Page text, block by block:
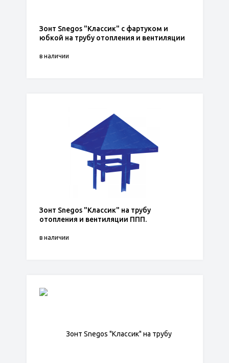
Зонт Snegos "Классик" с фартуком и
юбкой на трубу отопления и вентиляции
в наличии
Зонт Snegos "Классик" на трубу
отопления и вентиляции ППП.
в наличии